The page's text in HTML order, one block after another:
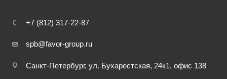
+7 (812) 317-22-87
spb@favor-group.ru
Санкт-Петербург, ул. Бухарестская, 24к1, офис 138